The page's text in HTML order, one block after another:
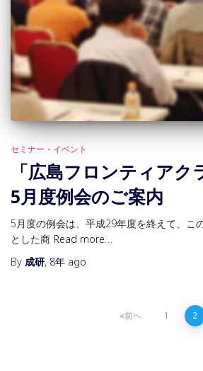
セミナー・イベント
「広島フロンティアク
5月度例会のご案内
5月度の例会は、平成29年度を終えて、こ
とした商 Read more…
By 成研, 8年 ago
前へ 1 2